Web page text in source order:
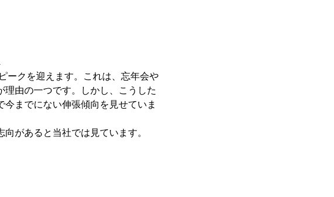
ークを迎えます。これは、忘年会や
由の一つです。しかし、こうした
までにない伸張傾向を見せていま
があると当社では見ています。